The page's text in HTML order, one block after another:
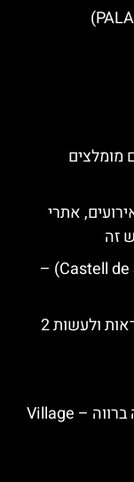
מומלצים
אתרי
זה
טירת סנטה קטרינה (Castell de Santa Caterina) –
יומיים בקוסטה ברווה – המלצות מה לראות ולעשות 2
פאלס (Pals) כפר ימי הביניים בקוסטה ברווה – ‪‪Village